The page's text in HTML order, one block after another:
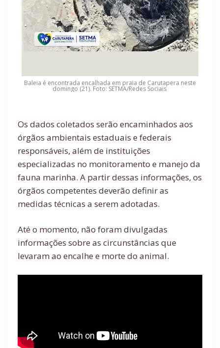
Baleia é encontrada encalhada em praia de Carutapera neste
domingo (21). Foto: SETMA/Redes Sociais
Os dados coletados serão encaminhados aos
órgãos ambientais estaduais e federais
responsáveis, além de instituições
especializadas no monitoramento e manejo da
fauna marinha. A partir dessas informações, os
órgãos competentes deverão definir as
medidas técnicas a serem adotadas.
Até o momento, não foram divulgadas
informações sobre as circunstâncias que
levaram ao encalhe e morte do animal.